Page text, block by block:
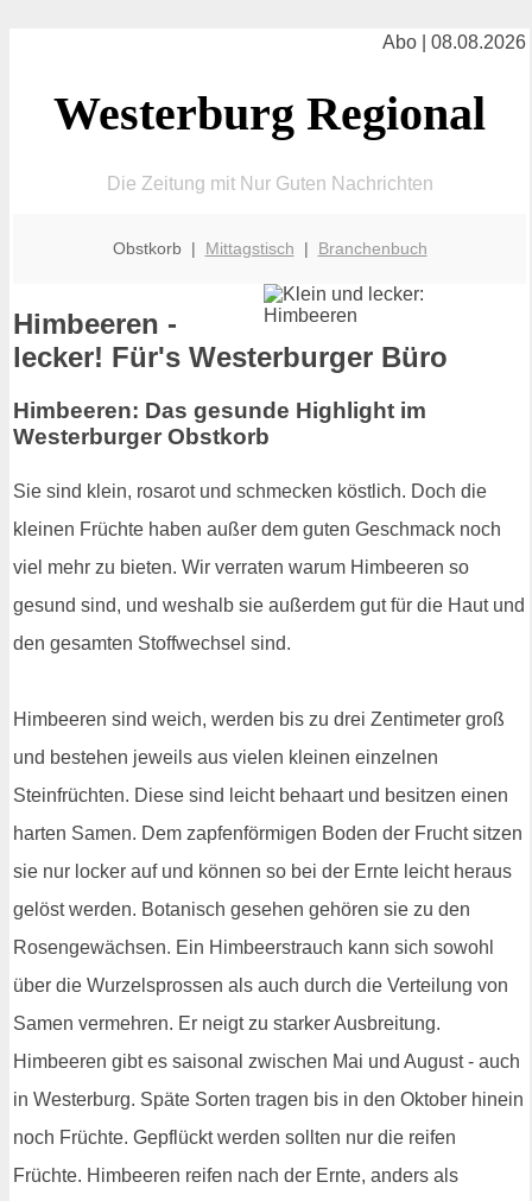
Abo | 08.08.2026
Westerburg Regional
Die Zeitung mit Nur Guten Nachrichten
Obstkorb | Mittagstisch | Branchenbuch
Himbeeren -
lecker! Für's Westerburger Büro
Himbeeren: Das gesunde Highlight im
Westerburger Obstkorb
Sie sind klein, rosarot und schmecken köstlich. Doch die
kleinen Früchte haben außer dem guten Geschmack noch
viel mehr zu bieten. Wir verraten warum Himbeeren so
gesund sind, und weshalb sie außerdem gut für die Haut und
den gesamten Stoffwechsel sind.
Himbeeren sind weich, werden bis zu drei Zentimeter groß
und bestehen jeweils aus vielen kleinen einzelnen
Steinfrüchten. Diese sind leicht behaart und besitzen einen
harten Samen. Dem zapfenförmigen Boden der Frucht sitzen
sie nur locker auf und können so bei der Ernte leicht heraus
gelöst werden. Botanisch gesehen gehören sie zu den
Rosengewächsen. Ein Himbeerstrauch kann sich sowohl
über die Wurzelsprossen als auch durch die Verteilung von
Samen vermehren. Er neigt zu starker Ausbreitung.
Himbeeren gibt es saisonal zwischen Mai und August - auch
in Westerburg. Späte Sorten tragen bis in den Oktober hinein
noch Früchte. Gepflückt werden sollten nur die reifen
Früchte. Himbeeren reifen nach der Ernte, anders als